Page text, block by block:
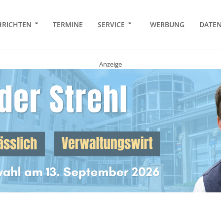
TERMINE SERVICE WERBUNG
Anzeige